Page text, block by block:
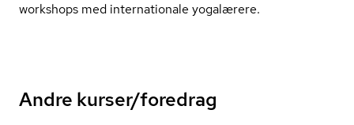
workshops med internationale yogalærere.
Andre kurser/foredrag